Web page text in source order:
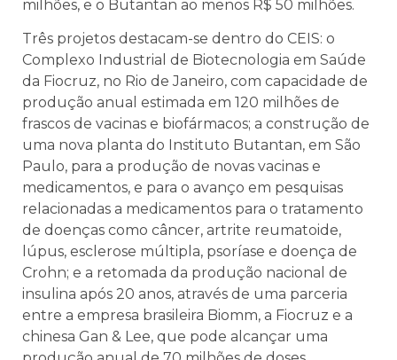
milhões, e o Butantan ao menos R$ 50 milhões.
Três projetos destacam-se dentro do CEIS: o
Complexo Industrial de Biotecnologia em Saúde
da Fiocruz, no Rio de Janeiro, com capacidade de
produção anual estimada em 120 milhões de
frascos de vacinas e biofármacos; a construção de
uma nova planta do Instituto Butantan, em São
Paulo, para a produção de novas vacinas e
medicamentos, e para o avanço em pesquisas
relacionadas a medicamentos para o tratamento
de doenças como câncer, artrite reumatoide,
lúpus, esclerose múltipla, psoríase e doença de
Crohn; e a retomada da produção nacional de
insulina após 20 anos, através de uma parceria
entre a empresa brasileira Biomm, a Fiocruz e a
chinesa Gan & Lee, que pode alcançar uma